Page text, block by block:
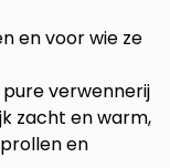
en voor wie ze
pure verwennerij
zacht en warm,
en